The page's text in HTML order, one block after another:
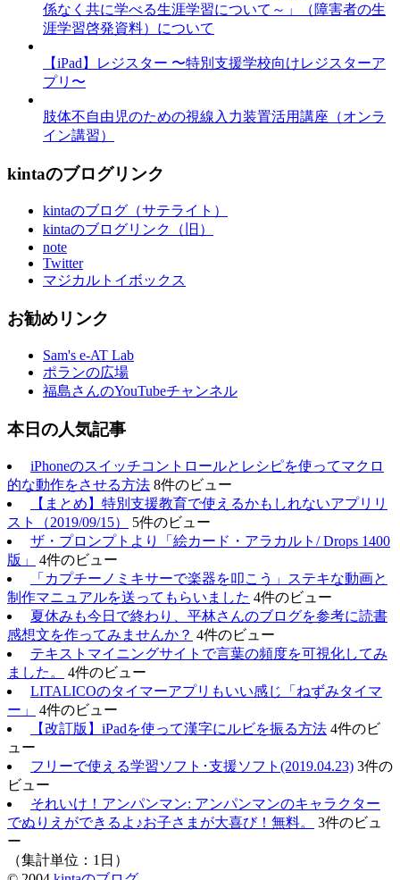
係なく共に学べる生涯学習について～」（障害者の生
涯学習啓発資料）について
【iPad】レジスター 〜特別支援学校向けレジスターア
プリ〜
肢体不自由児のための視線入力装置活用講座（オンラ
イン講習）
kintaのブログリンク
kintaのブログ（サテライト）
kintaのブログリンク（旧）
note
Twitter
マジカルトイボックス
お勧めリンク
Sam's e-AT Lab
ポランの広場
福島さんのYouTubeチャンネル
本日の人気記事
iPhoneのスイッチコントロールとレシピを使ってマクロ
的な動作をさせる方法 8件のビュー
【まとめ】特別支援教育で使えるかもしれないアプリリ
スト（2019/09/15）
5件のビュー
ザ・プロンプトより「絵カード・アラカルト/ Drops 1400
版」
4件のビュー
「カプチーノミキサーで楽器を叩こう」ステキな動画と
制作マニュアルを送ってもらいました 4件のビュー
夏休みも今日で終わり、平林さんのブログを参考に読書
感想文を作ってみませんか？ 4件のビュー
テキストマイニングサイトで言葉の頻度を可視化してみ
ました。
4件のビュー
LITALICOのタイマーアプリもいい感じ「ねずみタイマ
ー」
4件のビュー
【改訂版】iPadを使って漢字にルビを振る方法 4件のビ
ュー
フリーで使える学習ソフト･支援ソフト(2019.04.23) 3件の
ビュー
それいけ！アンパンマン: アンパンマンのキャラクター
でぬりえができるよ♪お子さまが大喜び！無料。
3件のビュ
ー
（集計単位：1日）